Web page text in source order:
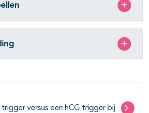
versus een hCG trigger bij